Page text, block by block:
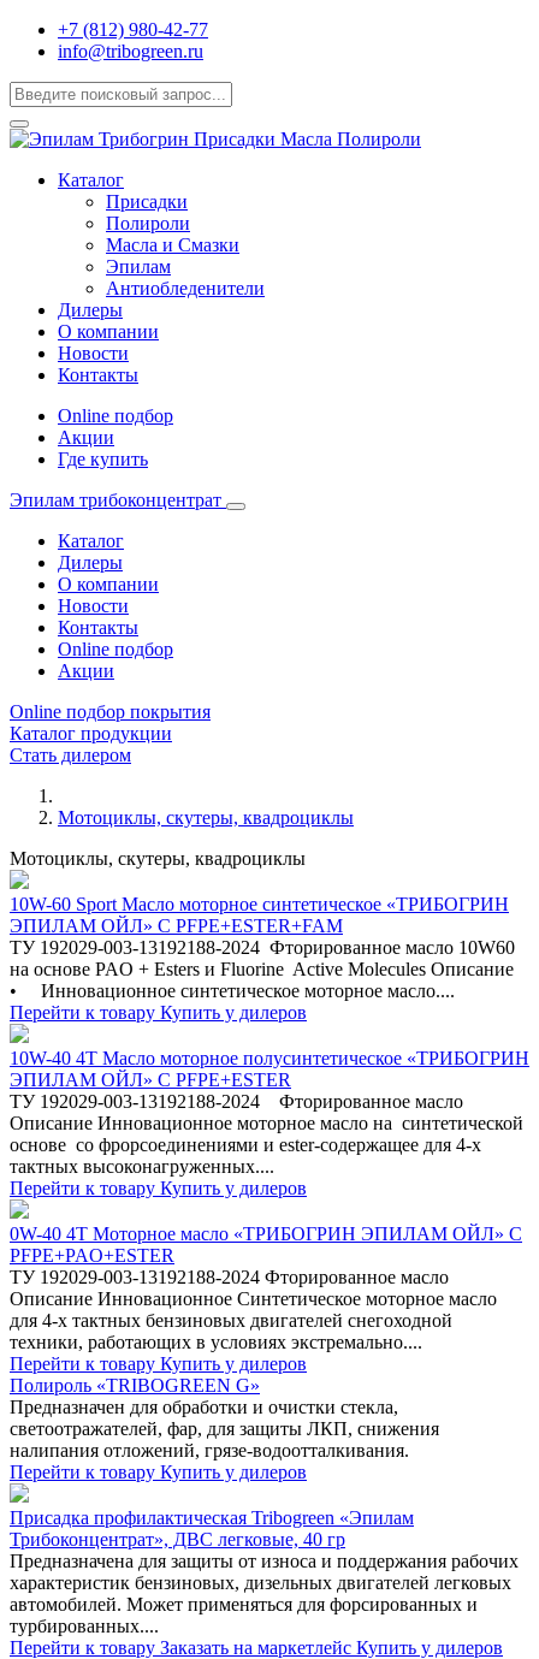
+7 (812) 980-42-77
info@tribogreen.ru
Каталог
Присадки
Полироли
Масла и Смазки
Эпилам
Антиобледенители
Дилеры
О компании
Новости
Контакты
Online подбор
Акции
Где купить
Эпилам трибоконцентрат
Каталог
Дилеры
О компании
Новости
Контакты
Online подбор
Акции
Online подбор покрытия
Каталог продукции
Стать дилером
Мотоциклы, скутеры, квадроциклы
Мотоциклы, скутеры, квадроциклы
10W-60 Sport Масло моторное синтетическое «ТРИБОГРИН
ЭПИЛАМ ОЙЛ» С PFPE+ESTER+FAM
ТУ 192029-003-13192188-2024 Фторированное масло 10W60
на основе PAO + Esters и Fluorine Active Molecules Описание
• Инновационное синтетическое моторное масло....
Перейти к товару Купить у дилеров
10W-40 4Т Масло моторное полусинтетическое «ТРИБОГРИН
ЭПИЛАМ ОЙЛ» С PFPE+ESTER
ТУ 192029-003-13192188-2024 Фторированное масло
Описание Инновационное моторное масло на синтетической
основе со фрорсоединениями и ester-содержащее для 4-х
тактных высоконагруженных....
Перейти к товару Купить у дилеров
0W-40 4Т Моторное масло «ТРИБОГРИН ЭПИЛАМ ОЙЛ» С
PFPE+PAO+ESTER
ТУ 192029-003-13192188-2024 Фторированное масло
Описание Инновационное Синтетическое моторное масло
для 4-х тактных бензиновых двигателей снегоходной
техники, работающих в условиях экстремально....
Перейти к товару Купить у дилеров
Полироль «TRIBOGREEN G»
Предназначен для обработки и очистки стекла,
светоотражателей, фар, для защиты ЛКП, снижения
налипания отложений, грязе-водоотталкивания.
Перейти к товару Купить у дилеров
Присадка профилактическая Tribogreen «Эпилам
Трибоконцентрат», ДВС легковые, 40 гр
Предназначена для защиты от износа и поддержания рабочих
характеристик бензиновых, дизельных двигателей легковых
автомобилей. Может применяться для форсированных и
турбированных....
Перейти к товару Заказать на маркетлейс Купить у дилеров